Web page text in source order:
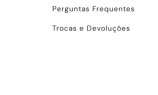
Perguntas Frequentes
Trocas e Devoluções